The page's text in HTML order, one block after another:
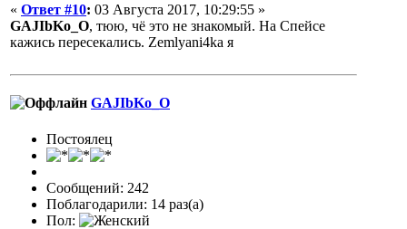
« Ответ #10: 03 Августа 2017, 10:29:55 »
GAJIbKo_O, тюю, чё это не знакомый. На Спейсе
кажись пересекались. Zemlyani4ka я
GAJIbKo_O
Постоялец
Сообщений: 242
Поблагодарили: 14 раз(а)
Пол: